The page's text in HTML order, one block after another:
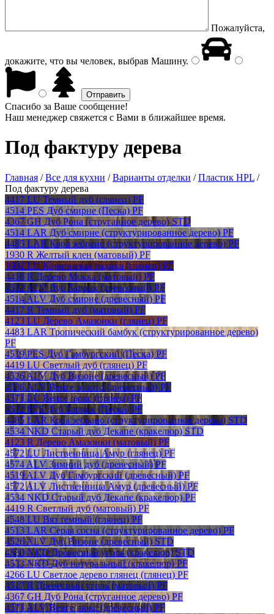
Пожалуйста,
докажите, что вы человек, выбрав Машину.
Спасибо за Ваше сообщение!
Наш менеджер свяжется с Вами в ближайшее время.
Под фактуру дерева
Главная /Все для кухни /Варианты отделки /Пластик HPL /
Под фактуру дерева
4417 LU Темный дуб (глянец) PF
4514 PES Дуб смирне (Песка) PF
4367 GH Дуб Рона (струганное дерево) STD
4514 LAR Дуб смирне (структурированное дерево) PF
4485 LAR Кора зебрано (структурированное дерево) PF
1930 R Желтый клен (матовый) PF
1902 LU Коричневая радика (глянец) PF
4416 R Дерево Мокка (матовый) PF
4512 ALV Дуб Баррик (древесный) PF
4514 ALV Дуб смирне (древесный) PF
4417 R Темный дуб (матовый) PF
4123 LU Дерево Амазонки (глянец) PF
4483 LAR Тропический бамбук (структурированное дерево)
PF
4519 PES Дуб Гамбургский (Песка) PF
4419 LU Светлый дуб (глянец) PF
4526 ALV Дуб Визоне (древесный) PF
4536 ALV Венге золото (древесный) PF
4571 LU Венге люкс (глянец) PF
4512 PES Дуб Баррик (Песка) PF
4485 LAR Кора зебрано (структурированное дерево) STD
4534 NKD Старый дуб Декапе (кракелюр) STD
4123 R Дерево Амазонки (матовый) PF
4572 LU Лиственница Амур (глянец) PF
4574 ALV Зимний дуб (древесный) PF
4519 ALV Дуб Гамбургский (древесный) PF
4572 ALV Лиственница Амур (древесный) PF
4534 NKD Старый дуб Декапе (кракелюр) PF
4419 R Светлый дуб (матовый) PF
4548 LU Вяз темный (глянец) PF
4513 LAR Серая сосна (структурированное дерево) PF
4526 ALV Дуб Визоне (древесный) STD
4530 NKD Древесный уголь (кракелюр) STD
4533 NKD Дуб натуральный (кракелюр) PF
4266 LU Светлое дерево глянец (глянец) PF
4517 R Древесный уголь (матовый) PF
4367 GH Дуб Рона (струганное дерево) PF
4571 ALV Венге люкс (древесный) PF